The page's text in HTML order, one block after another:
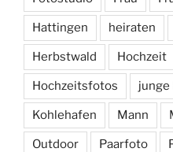
Hattingen heiraten
Herbstwald Hochzeit
Hochzeitsfotos junge
Kohlehafen Mann
Outdoor Paarfoto